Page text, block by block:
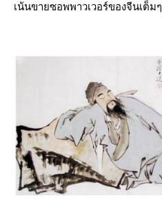
เน้นขายซอพพาวเวอร์ของจีนเต็มๆ